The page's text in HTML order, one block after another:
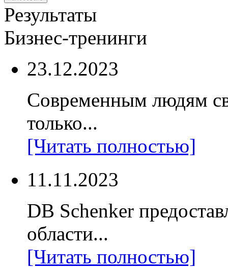
Результаты
Бизнес-тренинги
23.12.2023
Современным людям
только...
[Читать полностью]
11.11.2023
DB Schenker
области...
[Читать полностью]